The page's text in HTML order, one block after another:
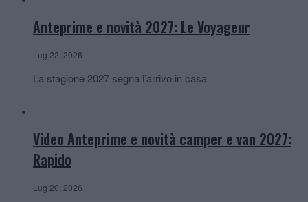
Anteprime e novità 2027: Le Voyageur
Lug 22, 2026
La stagione 2027 segna l’arrivo in casa
Video Anteprime e novità camper e van 2027:
Rapido
Lug 20, 2026